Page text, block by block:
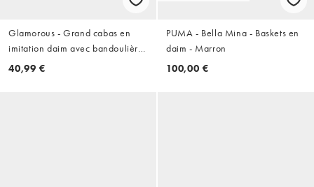
Glamorous - Grand cabas en
imitation daim avec bandoulière
à boucle - Marron foncé
40,99 €
PUMA - Bella Mina - Baskets en
daim - Marron
100,00 €